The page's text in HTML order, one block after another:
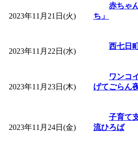
2023年11月21日(火)
赤ちゃ
ち」
2023年11月22日(水)
西七日
2023年11月23日(木)
ワンコ
げてごらん
2023年11月24日(金)
子育て
流ひろば